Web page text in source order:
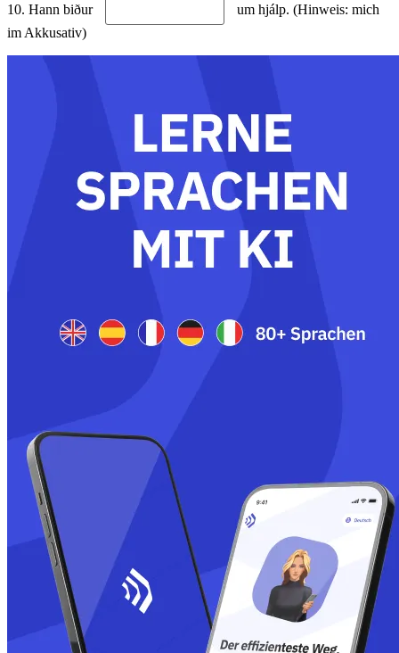
10. Hann biður
um hjálp. (Hinweis: mich
im Akkusativ)